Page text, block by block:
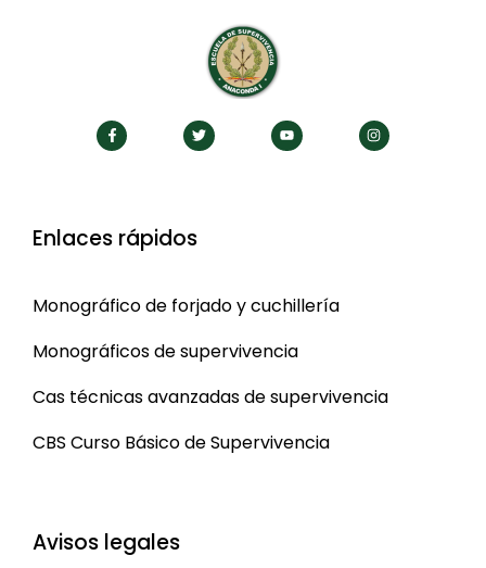
Enlaces rápidos
Monográfico de forjado y cuchillería
Monográficos de supervivencia
Cas técnicas avanzadas de supervivencia
CBS Curso Básico de Supervivencia
Avisos legales